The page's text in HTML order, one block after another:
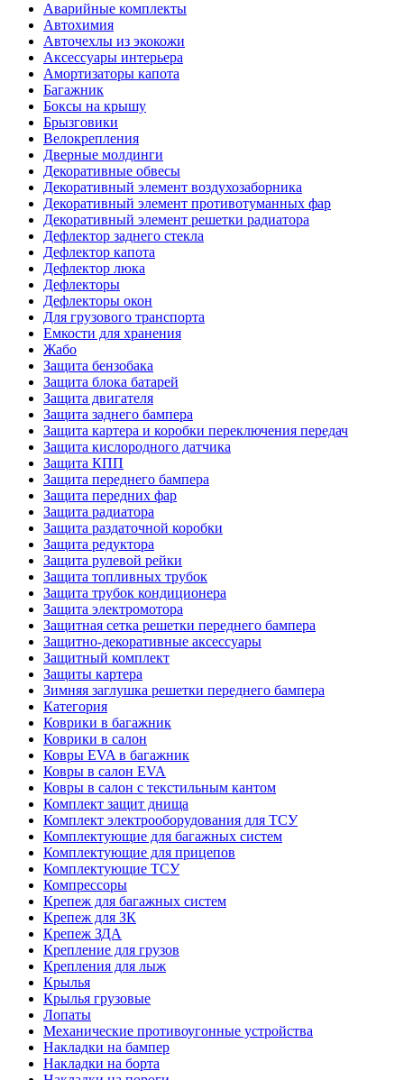
Аварийные комплекты
Автохимия
Авточехлы из экокожи
Аксессуары интерьера
Амортизаторы капота
Багажник
Боксы на крышу
Брызговики
Велокрепления
Дверные молдинги
Декоративные обвесы
Декоративный элемент воздухозаборника
Декоративный элемент противотуманных фар
Декоративный элемент решетки радиатора
Дефлектор заднего стекла
Дефлектор капота
Дефлектор люка
Дефлекторы
Дефлекторы окон
Для грузового транспорта
Емкости для хранения
Жабо
Защита бензобака
Защита блока батарей
Защита двигателя
Защита заднего бампера
Защита картера и коробки переключения передач
Защита кислородного датчика
Защита КПП
Защита переднего бампера
Защита передних фар
Защита радиатора
Защита раздаточной коробки
Защита редуктора
Защита рулевой рейки
Защита топливных трубок
Защита трубок кондиционера
Защита электромотора
Защитная сетка решетки переднего бампера
Защитно-декоративные аксессуары
Защитный комплект
Защиты картера
Зимняя заглушка решетки переднего бампера
Категория
Коврики в багажник
Коврики в салон
Ковры EVA в багажник
Ковры в салон EVA
Ковры в салон с текстильным кантом
Комплект защит днища
Комплект электрооборудования для ТСУ
Комплектующие для багажных систем
Комплектующие для прицепов
Комплектующие ТСУ
Компрессоры
Крепеж для багажных систем
Крепеж для ЗК
Крепеж ЗДА
Крепление для грузов
Крепления для лыж
Крылья
Крылья грузовые
Лопаты
Механические противоугонные устройства
Накладки на бампер
Накладки на борта